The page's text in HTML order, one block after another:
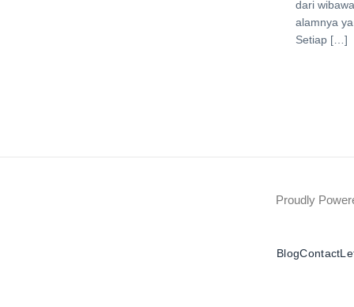
dari
alamnya
Setiap […]
Proudly
BlogContact